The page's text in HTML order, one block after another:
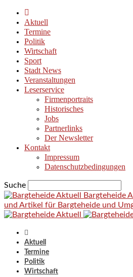
Aktuell
Termine
Politik
Wirtschaft
Sport
Stadt News
Veranstaltungen
Leserservice
Firmenportraits
Historisches
Jobs
Partnerlinks
Der Newsletter
Kontakt
Impressum
Datenschutzbedingungen
Suche
Bargteheide
und Artikel für Bargteheide und
Aktuell
Termine
Politik
Wirtschaft